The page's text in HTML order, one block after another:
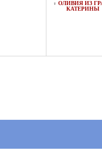
♀ ОЛИВИЯ ИЗ
КАТЕРИНЫ